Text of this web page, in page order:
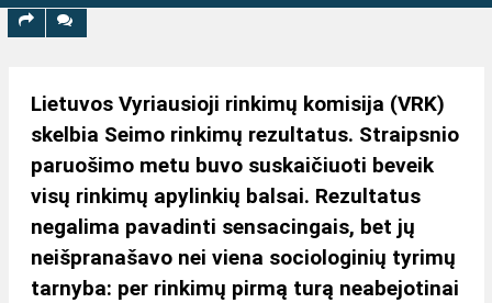
Lietuvos Vyriausioji rinkimų komisija (VRK)
skelbia Seimo rinkimų rezultatus. Straipsnio
paruošimo metu buvo suskaičiuoti beveik
visų rinkimų apylinkių balsai. Rezultatus
negalima pavadinti sensacingais, bet jų
neišpranašavo nei viena sociologinių tyrimų
tarnyba: per rinkimų pirmą turą neabejotinai